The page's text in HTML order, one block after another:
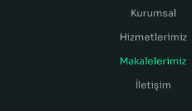
Kurumsal
Hizmetlerimiz
Makalelerimiz
İletişim